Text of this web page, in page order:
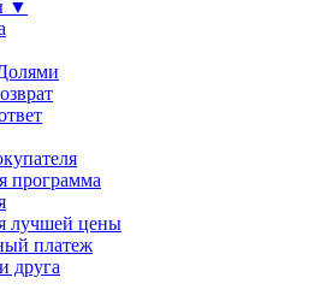
▼
программа
лучшей цены
платеж
друга